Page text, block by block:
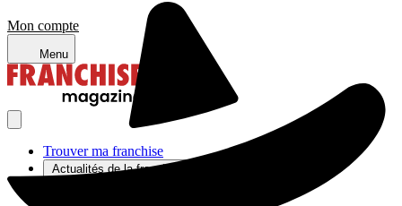
Mon compte
Menu
Trouver ma franchise
Actualités de la franchise